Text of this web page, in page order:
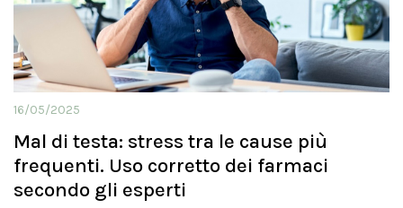
16/05/2025
Mal di testa: stress tra le cause più
frequenti. Uso corretto dei farmaci
secondo gli esperti